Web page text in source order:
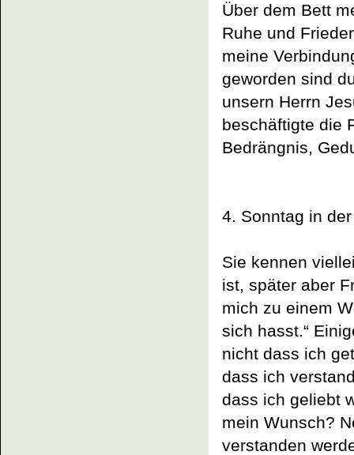
Über dem Bett
Ruhe und
meine
geworden sind
unsern Herrn
beschäftigte die
Bedrängnis,
4. Sonntag in
Sie kennen
ist, später aber
mich zu einem
sich hasst.“
nicht dass ich
dass ich
dass ich geliebt
mein Wunsch?
verstanden